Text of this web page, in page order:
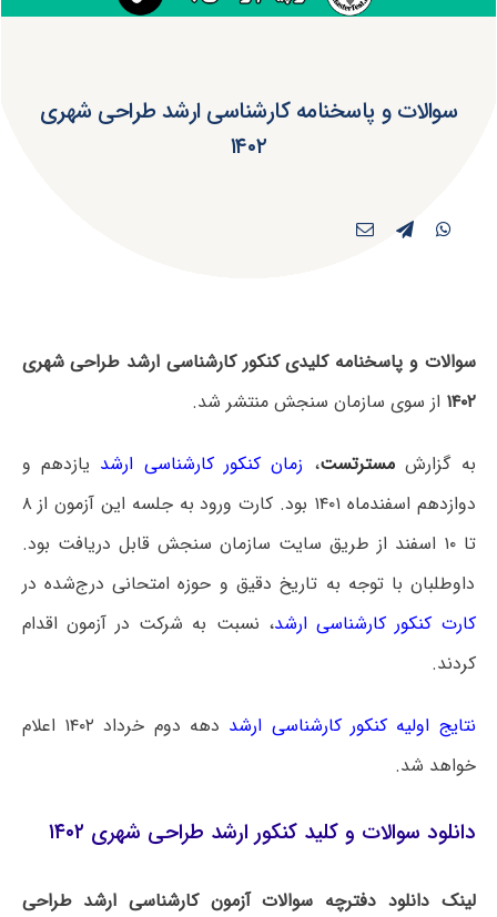
سوالات و پاسخنامه کارشناسی ارشد طراحی شهری
۱۴۰۲
سوالات و پاسخنامه کلیدی کنکور کارشناسی ارشد طراحی شهری
۱۴۰۲ از سوی سازمان سنجش منتشر شد.
به گزارشمسترتست، زمان کنکور کارشناسی ارشد یازدهم و
دوازدهم اسفندماه ۱۴۰۱ بود. کارت ورود به جلسه این آزمون از ۸
تا ۱۰ اسفند از طریق سایت سازمان سنجش قابل دریافت بود.
داوطلبان با توجه به تاریخ دقیق و حوزه امتحانی درج‌شده در
کارت کنکور کارشناسی ارشد، نسبت به شرکت در آزمون اقدام
کردند.
نتایج اولیه کنکور کارشناسی ارشد
دهه دوم خرداد ۱۴۰۲ اعلام
خواهد شد.
دانلود سوالات و کلید کنکور ارشد طراحی شهری ۱۴۰۲
لینک دانلود دفترچه سوالات آزمون کارشناسی ارشد طراحی